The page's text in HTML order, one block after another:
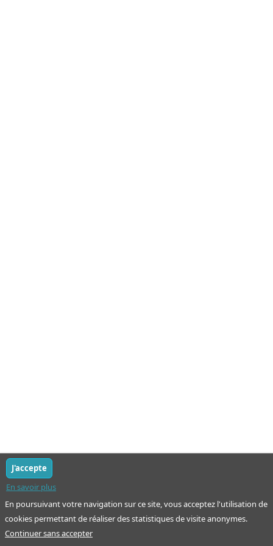
En poursuivant votre navigation sur ce site, vous acceptez l'utilisation de
cookies permettant de réaliser des statistiques de visite anonymes.
En savoir plus
J'accepte
Continuer sans accepter